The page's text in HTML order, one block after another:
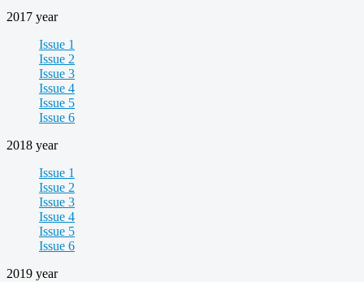
2017 year
Issue 1
Issue 2
Issue 3
Issue 4
Issue 5
Issue 6
2018 year
Issue 1
Issue 2
Issue 3
Issue 4
Issue 5
Issue 6
2019 year